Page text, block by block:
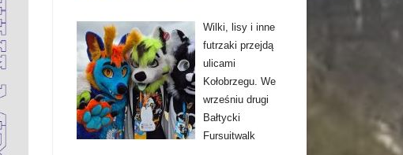
Wilki, lisy i inne
futrzaki przejdą
ulicami
Kołobrzegu. We
wrześniu drugi
Bałtycki
Fursuitwalk